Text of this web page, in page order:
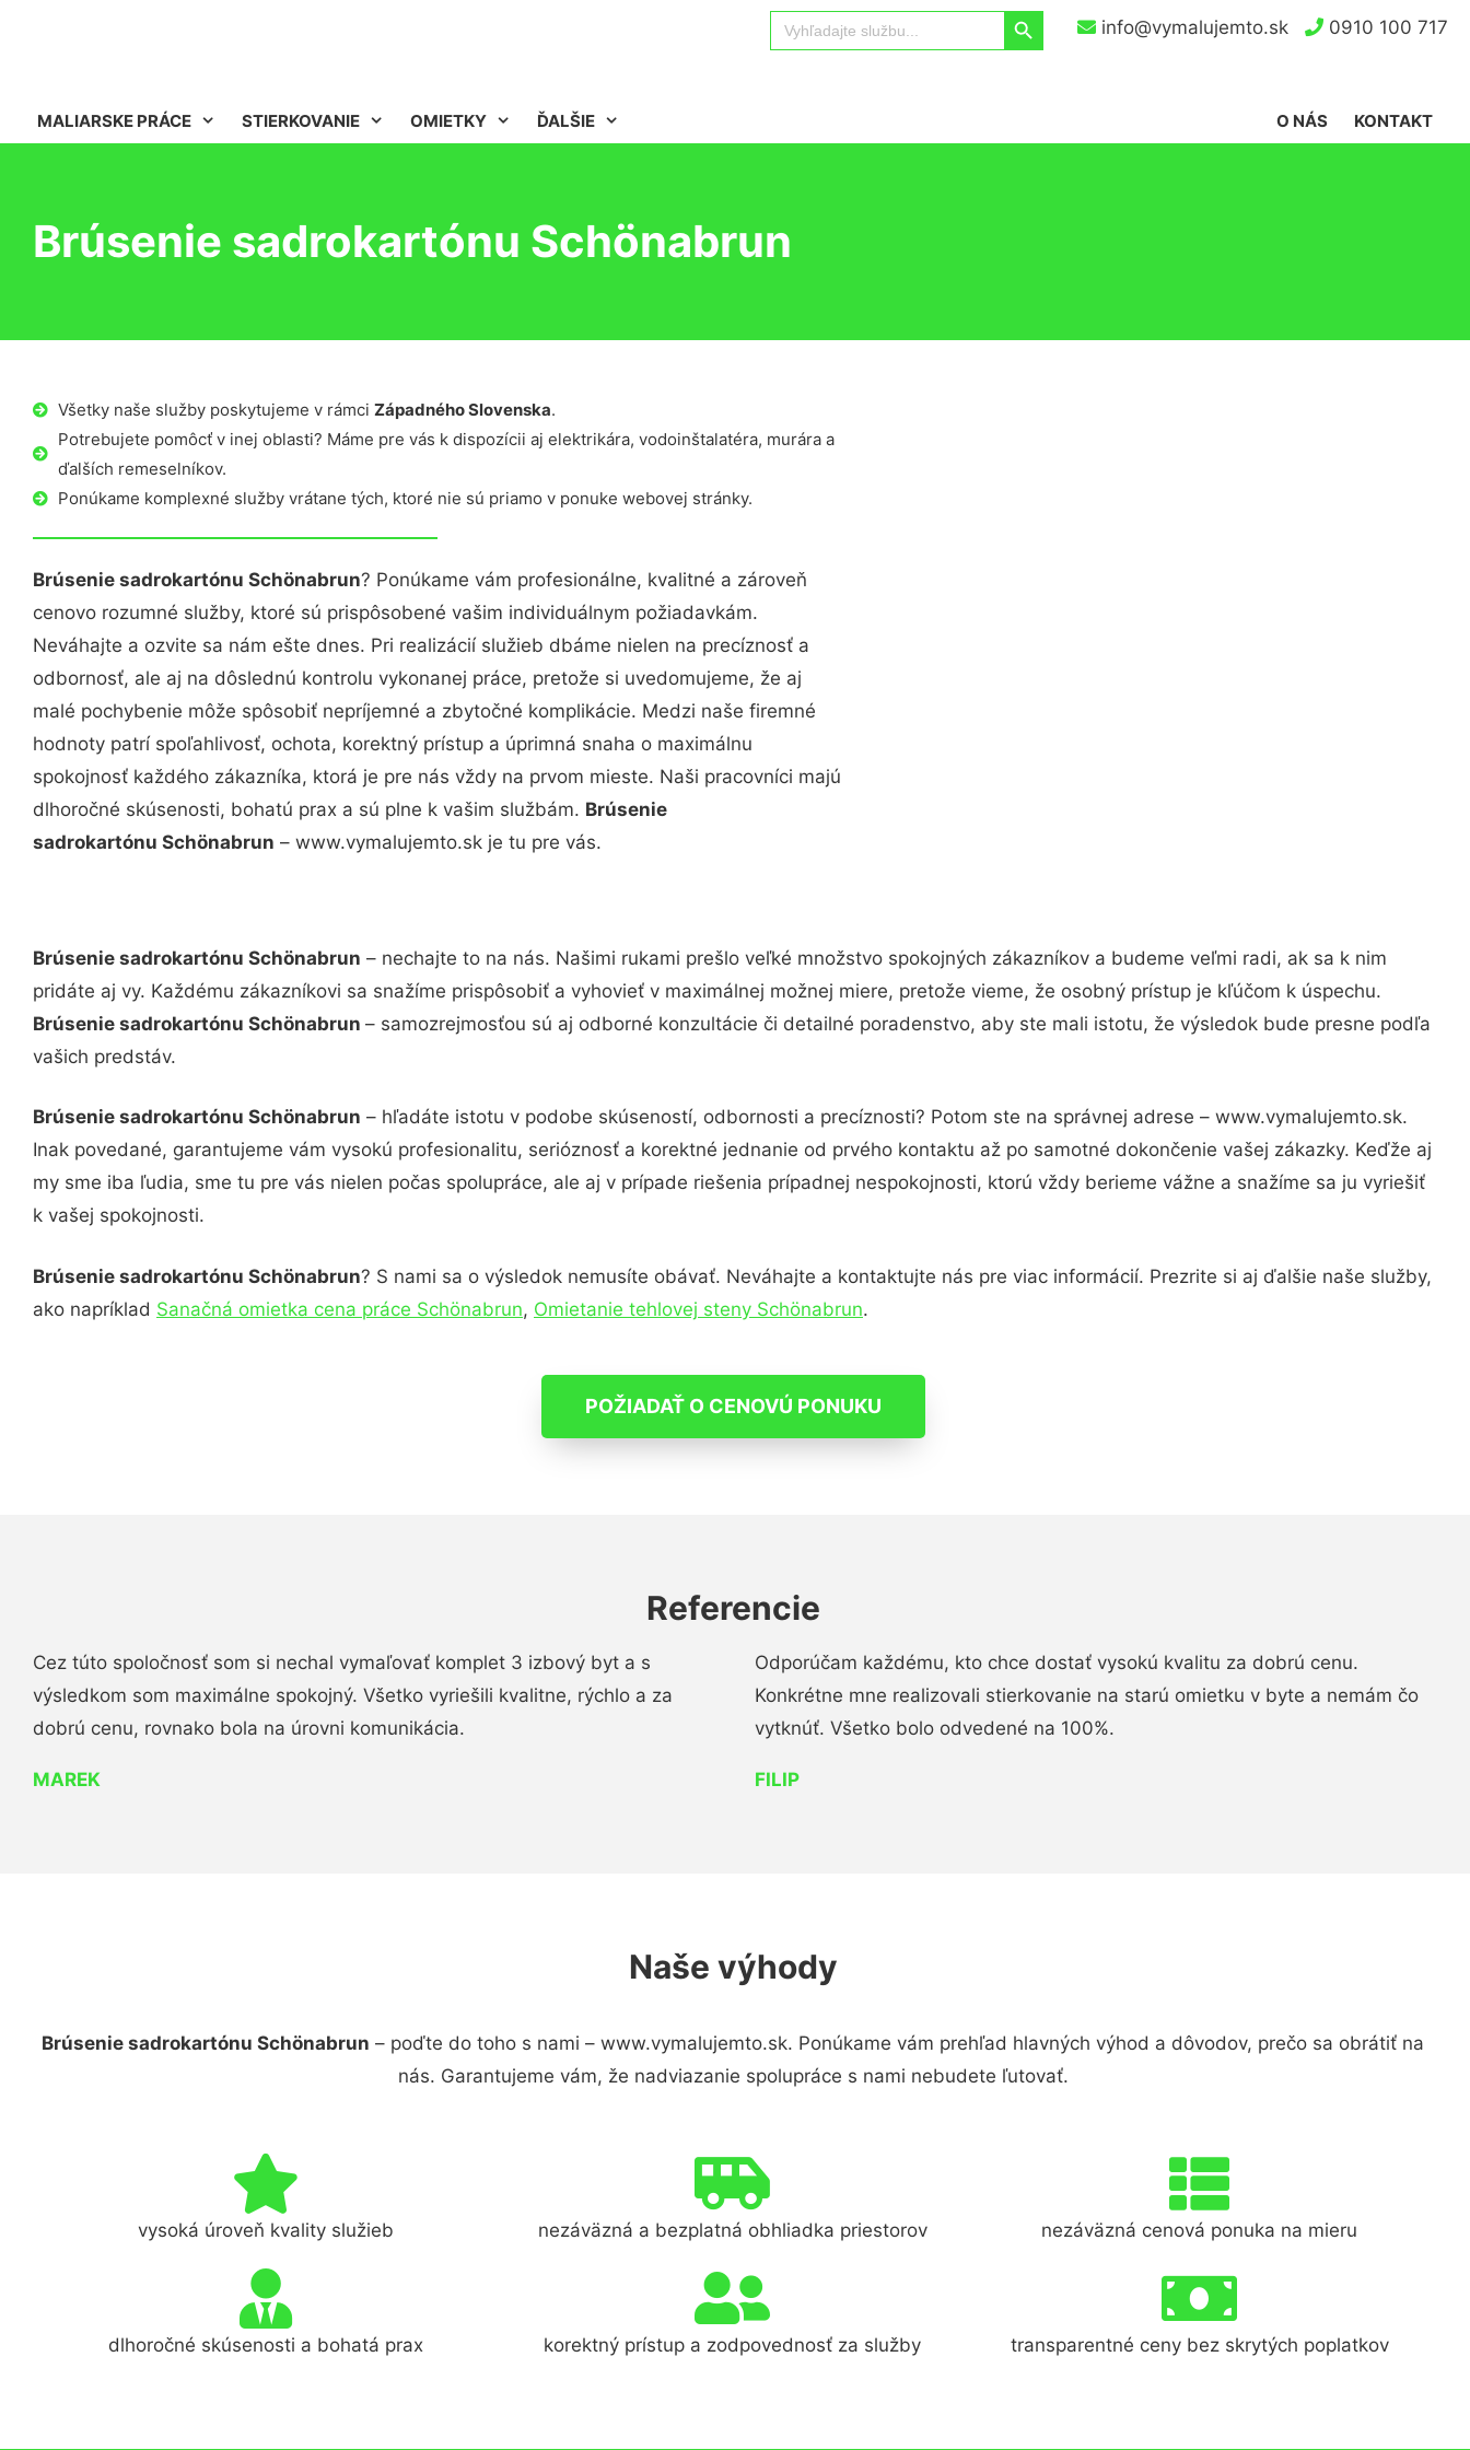
info@vymalujemto.sk 0910 100 717
Search
for:
Search Button
MALIARSKE PRÁCE STIERKOVANIE OMIETKY ĎALŠIE KONTAKT
O NÁS
Brúsenie sadrokartónu Schönabrun
Všetky naše služby poskytujeme v rámci Západného Slovenska.
Potrebujete pomôcť v inej oblasti? Máme pre vás k dispozícii aj elektrikára, vodoinštalatéra, murára a
ďalších remeselníkov.
Ponúkame komplexné služby vrátane tých, ktoré nie sú priamo v ponuke webovej stránky.
Brúsenie sadrokartónu Schönabrun? Ponúkame vám profesionálne, kvalitné a zároveň
cenovo rozumné služby, ktoré sú prispôsobené vašim individuálnym požiadavkám.
Neváhajte a ozvite sa nám ešte dnes. Pri realizácií služieb dbáme nielen na precíznosť a
odbornosť, ale aj na dôslednú kontrolu vykonanej práce, pretože si uvedomujeme, že aj
malé pochybenie môže spôsobiť nepríjemné a zbytočné komplikácie. Medzi naše firemné
hodnoty patrí spoľahlivosť, ochota, korektný prístup a úprimná snaha o maximálnu
spokojnosť každého zákazníka, ktorá je pre nás vždy na prvom mieste. Naši pracovníci majú
dlhoročné skúsenosti, bohatú prax a sú plne k vašim službám. Brúsenie
sadrokartónu Schönabrun – www.vymalujemto.sk je tu pre vás.
Brúsenie sadrokartónu Schönabrun – nechajte to na nás. Našimi rukami prešlo veľké množstvo spokojných zákazníkov a budeme veľmi radi, ak sa k nim
pridáte aj vy. Každému zákazníkovi sa snažíme prispôsobiť a vyhovieť v maximálnej možnej miere, pretože vieme, že osobný prístup je kľúčom k úspechu.
Brúsenie sadrokartónu Schönabrun – samozrejmosťou sú aj odborné konzultácie či detailné poradenstvo, aby ste mali istotu, že výsledok bude presne podľa
vašich predstáv.
Brúsenie sadrokartónu Schönabrun – hľadáte istotu v podobe skúseností, odbornosti a precíznosti? Potom ste na správnej adrese – www.vymalujemto.sk.
Inak povedané, garantujeme vám vysokú profesionalitu, serióznosť a korektné jednanie od prvého kontaktu až po samotné dokončenie vašej zákazky. Keďže aj
my sme iba ľudia, sme tu pre vás nielen počas spolupráce, ale aj v prípade riešenia prípadnej nespokojnosti, ktorú vždy berieme vážne a snažíme sa ju vyriešiť
k vašej spokojnosti.
Brúsenie sadrokartónu Schönabrun? S nami sa o výsledok nemusíte obávať. Neváhajte a kontaktujte nás pre viac informácií. Prezrite si aj ďalšie naše služby,
ako napríklad Sanačná omietka cena práce Schönabrun, Omietanie tehlovej steny Schönabrun.
POŽIADAŤ O CENOVÚ PONUKU
Referencie
Cez túto spoločnosť som si nechal vymaľovať komplet 3 izbový byt a s
výsledkom som maximálne spokojný. Všetko vyriešili kvalitne, rýchlo a za
dobrú cenu, rovnako bola na úrovni komunikácia.
MAREK
Odporúčam každému, kto chce dostať vysokú kvalitu za dobrú cenu.
Konkrétne mne realizovali stierkovanie na starú omietku v byte a nemám čo
vytknúť. Všetko bolo odvedené na 100%.
FILIP
Naše výhody
Brúsenie sadrokartónu Schönabrun – poďte do toho s nami – www.vymalujemto.sk. Ponúkame vám prehľad hlavných výhod a dôvodov, prečo sa obrátiť na
nás. Garantujeme vám, že nadviazanie spolupráce s nami nebudete ľutovať.
vysoká úroveň kvality služieb nezáväzná a bezplatná obhliadka priestorov nezáväzná cenová ponuka na mieru
dlhoročné skúsenosti a bohatá prax korektný prístup a zodpovednosť za služby transparentné ceny bez skrytých poplatkov